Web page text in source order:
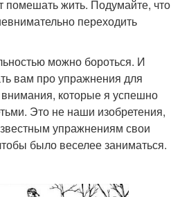
помешать жить. Подумайте, что
переходить
можно бороться. И
вам про упражнения для
которые я успешно
Это не наши изобретения,
упражнениям свои
было веселее заниматься.